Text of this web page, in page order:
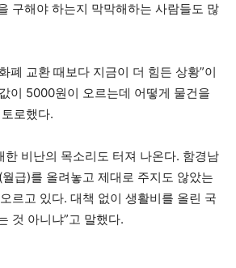
구해야 하는지 막막해하는 사람들도 많
폐 교환 때보다 지금이 더 힘든 상황”이
이 5000원이 오르는데 어떻게 물건을
로했다.
한 비난의 목소리도 터져 나온다. 함경남
급)를 올려놓고 제대로 주지도 않았는
르고 있다. 대책 없이 생활비를 올린 국
것 아니냐”고 말했다.